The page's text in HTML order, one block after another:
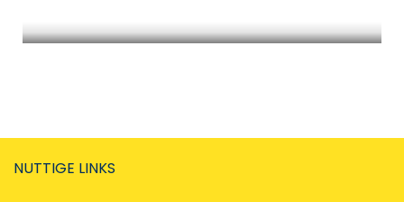
NUTTIGE LINKS